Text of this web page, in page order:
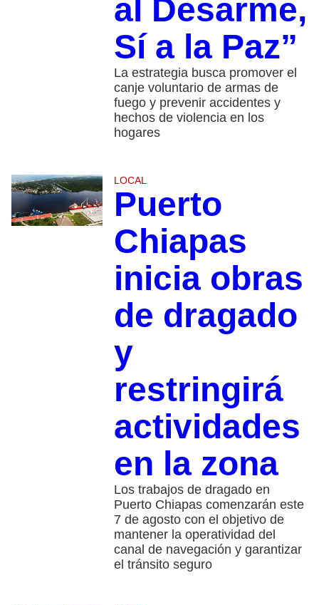
al Desarme,
Sí a la Paz”
La estrategia busca promover el
canje voluntario de armas de
fuego y prevenir accidentes y
hechos de violencia en los
hogares
LOCAL
Puerto
Chiapas
inicia obras
de dragado
y
restringirá
actividades
en la zona
Los trabajos de dragado en
Puerto Chiapas comenzarán este
7 de agosto con el objetivo de
mantener la operatividad del
canal de navegación y garantizar
el tránsito seguro